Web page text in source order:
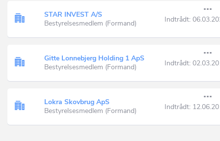
STAR INVEST A/S
Bestyrelsesmedlem (Formand)
Indtrådt:
Gitte Lonnebjerg Holding 1 ApS
Bestyrelsesmedlem (Formand)
Indtrådt:
Lokra Skovbrug ApS
Bestyrelsesmedlem (Formand)
Indtrådt: